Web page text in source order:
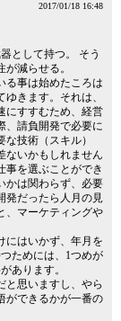
2017/01/18 16:48
として持つ。 そう
減らせる。
る事は始めたころは
きます。それは、
にすすむため、経営
、請負開発で必要に
技術（スキル）
ないかもしれません
事を選ぶことができ
かは関わらず、必要
発だったら人月の見
、マーケティングや
にはいかず、年月を
ためには、1つめが
あります。
と思いますし、やら
ができるかが一番の